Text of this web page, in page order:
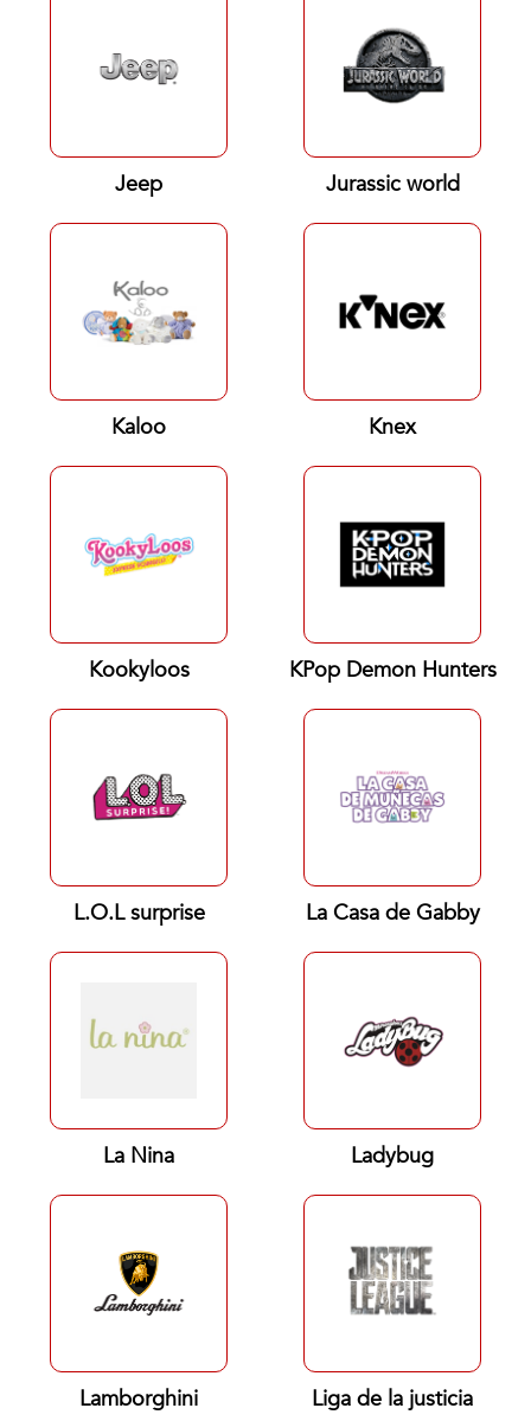
Jeep Jurassic world
Kaloo Knex
Kookyloos KPop Demon Hunters
L.O.L surprise La Casa de Gabby
La Nina Ladybug
Lamborghini Liga de la justicia